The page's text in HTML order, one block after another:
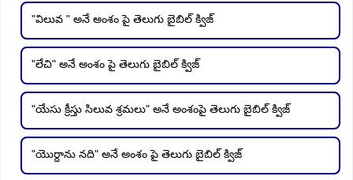
"విలువ " అనే అంశం పై తెలుగు బైబిల్ క్విజ్
"లేచి" అనే అంశం పై తెలుగు బైబిల్ క్విజ్
"యేసు క్రీస్తు సిలువ శ్రమలు" అనే అంశంపై తెలుగు బైబిల్ క్విజ్
"యొర్దాను నది" అనే అంశం పై తెలుగు బైబిల్ క్విజ్